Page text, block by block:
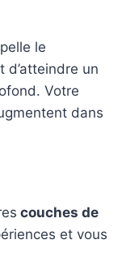
le
d’atteindre un
Votre
dans
couches de
et vous